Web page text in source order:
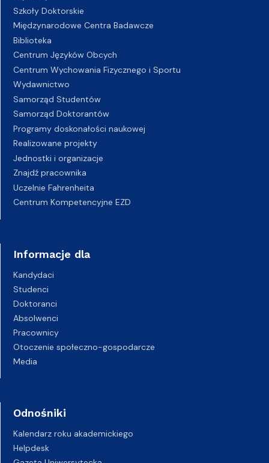
Szkoły Doktorskie
Międzynarodowe Centra Badawcze
Biblioteka
Centrum Języków Obcych
Centrum Wychowania Fizycznego i Sportu
Wydawnictwo
Samorząd Studentów
Samorząd Doktorantów
Programy doskonałości naukowej
Realizowane projekty
Jednostki i organizacje
Znajdź pracownika
Uczelnie Fahrenheita
Centrum Kompetencyjne EZD
Informacje dla
Kandydaci
Studenci
Doktoranci
Absolwenci
Pracownicy
Otoczenie społeczno-gospodarcze
Media
Odnośniki
Kalendarz roku akademickiego
Helpdesk